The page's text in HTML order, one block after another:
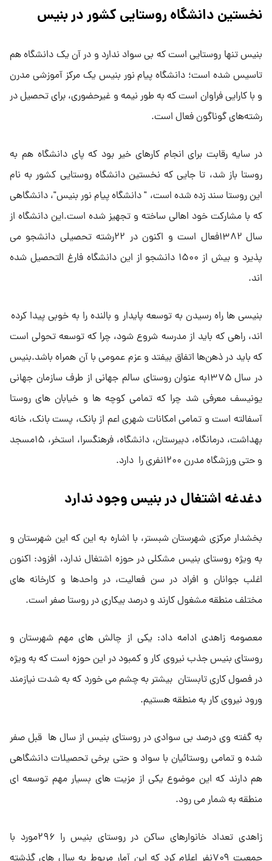
نخستین دانشگاه روستایی کشور در بنیس
بنیس تنها روستایی است که بی سواد ندارد و در آن یک دانشگاه هم
تاسیس شده است؛ دانشگاه پیام نور بنیس یک مرکز آموزشی مدرن
و با کارایی فراوان است که به‌ طور نیمه و غیرحضوری، برای تحصیل در
رشته‌های گوناگون فعال است.
در سایه رقابت برای انجام کارهای خیر بود که پای دانشگاه هم به
روستا باز شد، تا جایی که نخستین دانشگاه روستایی کشور به نام
این روستا سند زده شده است، " دانشگاه پیام نور بنیس"، دانشگاهی
که با مشارکت خود اهالی ساخته و تجهیز شده است.این دانشگاه از
سال ۱۳۸۲فعال است و اکنون در ۲۲رشته تحصیلی دانشجو می
پذیرد و بیش از ۱۵۰۰ دانشجو از این دانشگاه فارغ التحصیل شده
اند.
بنیسی ها راه رسیدن به توسعه پایدار و بالنده را به خوبی پیدا کرده
اند، راهی که باید از مدرسه شروع شود، چرا که توسعه تحولی است
که باید در ذهن‌ها اتفاق بیفتد و عزم عمومی با آن همراه باشد.بنیس
در سال ۱۳۷۵به عنوان روستای سالم جهانی از طرف سازمان جهانی
یونیسف معرفی شد چرا که تمامی کوچه ها و خیابان های روستا
آسفالته است و تمامی امکانات شهری اعم از بانک، پست بانک، خانه
بهداشت، درمانگاه، دبیرستان، دانشگاه، فرهنگسرا، استخر، ۱۵مسجد
و حتی ورزشگاه مدرن ۱۲۰۰نفری را دارد.
دغدغه اشتغال در بنیس وجود ندارد
بخشدار مرکزی شهرستان شبستر، با اشاره به این که این شهرستان و
به ویژه روستای بنیس مشکلی در حوزه اشتغال ندارد، افزود: اکنون
اغلب جوانان و افراد در سن فعالیت، در واحدها و کارخانه های
مختلف منطقه مشغول کارند و درصد بیکاری در روستا صفر است.
معصومه زاهدی ادامه داد: یکی از چالش های مهم شهرستان و
روستای بنیس جذب نیروی کار و کمبود در این حوزه است که به ویژه
در فصول کاری تابستان بیشتر به چشم می خورد که به شدت نیازمند
ورود نیروی کار به منطقه هستیم.
به گفته وی درصد بی سوادی در روستای بنیس از سال ها قبل صفر
شده و تمامی روستائیان با سواد و حتی برخی تحصیلات دانشگاهی
هم دارند که این موضوع یکی از مزیت های بسیار مهم توسعه ای
منطقه به شمار می رود.
زاهدی تعداد خانوارهای ساکن در روستای بنیس را ۲۹۶مورد با